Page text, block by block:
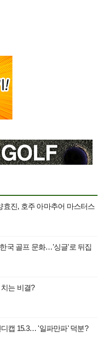
효진, 호주 아마추어 마스터스
국 골프 문화…'싱글'로 뒤집
는 비결?
캡 15.3… '일파만파' 덕분?